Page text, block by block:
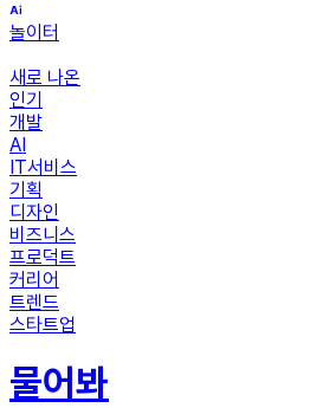
놀이터
새로 나온
인기
개발
AI
IT서비스
기획
디자인
비즈니스
프로덕트
커리어
트렌드
스타트업
물어봐